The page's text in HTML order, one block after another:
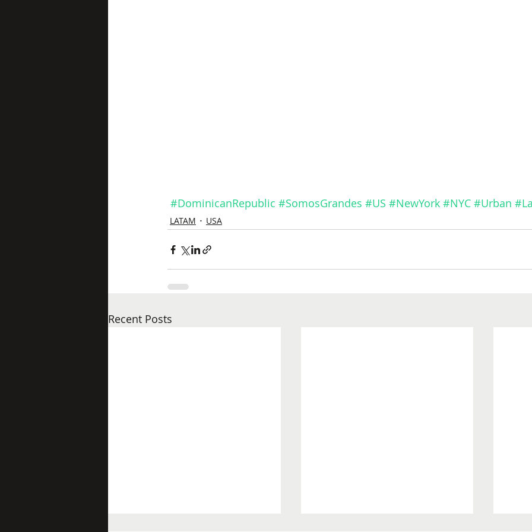
#DominicanRepublic #SomosGrandes #US #NewYork #NYC #Urban
LATAM USA
Recent Posts